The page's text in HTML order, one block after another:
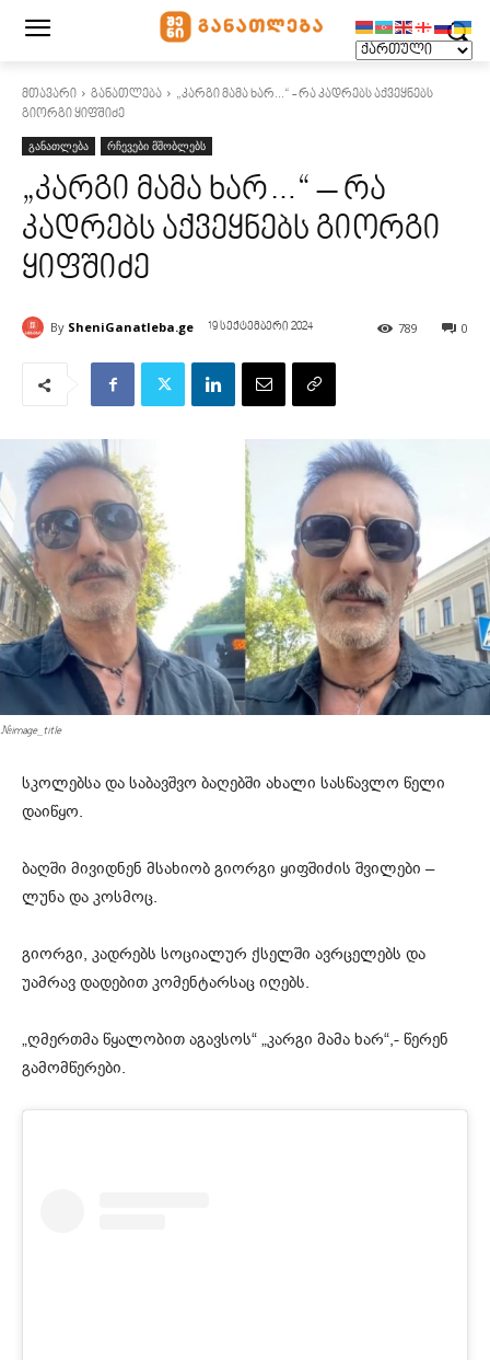
მთავარი განათლება
„კარგი მამა ხარ...“ - რა კადრებს აქვეყნებს
გიორგი ყიფშიძე
განათლება რჩევები მშობლებს
„კარგი მამა ხარ…“ – რა
კადრებს აქვეყნებს გიორგი
ყიფშიძე
By SheniGanatleba.ge 19 სექტემბერი 2024 0
789
#image_title
სკოლებსა და საბავშვო ბაღებში ახალი სასწავლო წელი
დაიწყო.
ბაღში მივიდნენ მსახიობ გიორგი ყიფშიძის შვილები –
ლუნა და კოსმოც.
გიორგი, კადრებს სოციალურ ქსელში ავრცელებს და
უამრავ დადებით კომენტარსაც იღებს.
„ღმერთმა წყალობით აგავსოს“ „კარგი მამა ხარ“,- წერენ
გამომწერები.